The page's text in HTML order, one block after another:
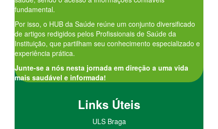
fundamental.
Por isso, o HUB da Saúde reúne um conjunto diversificado
de artigos redigidos pelos Profissionais de Saúde da
Instituição, que partilham seu conhecimento especializado e
experiência prática.
Junte-se a nós nesta jornada em direção a uma vida
mais saudável e informada!
Links Úteis
ULS Braga